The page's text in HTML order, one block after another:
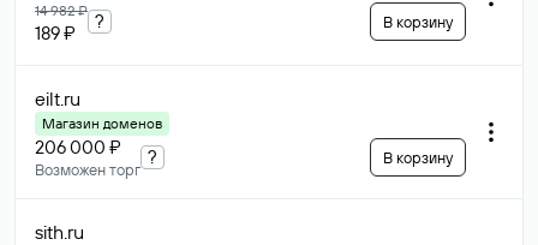
14 982 ₽
189 ₽
? В корзину
eilt.ru
Магазин доменов
206 000 ₽
Возможен торг
? В корзину
sith.ru